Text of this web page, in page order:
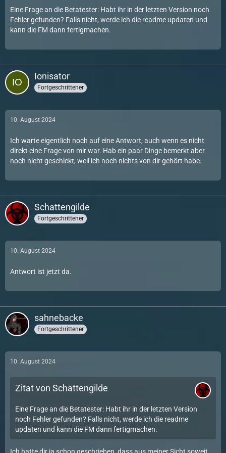
fiction_6: "Bezahl dich fr deine Arbeit selber: Nimm mindestens
2800 an dich."
text_6: "Mache Beute im Wert von 2800."
Wachen."
text_8: "Tte weder Zivilisten noch Wachen."
fiction_9: "Entkomme deinen Gegnern und kehre an einem Stck
Eine Frage an die Betatester: Habt ihr in der letzten Version noch
Fehler gefunden? Falls nicht, werde ich die readme updaten und
kann die FM dann fertigmachen.
Ionisator
Fortgeschrittener
10. August 2024
Ich warte eigentlich noch auf eine Antwort, auch wenn es nicht
direkt eine Frage von mir war. Hab ein paar Dinge bemerkt aber
noch nicht geschickt, weil ich noch nichts von dir gehört habe.
Schattengilde
Fortgeschrittener
10. August 2024
Antwort ist jetzt da.
sahnebacke
Fortgeschrittener
10. August 2024
Zitat von Schattengilde
Eine Frage an die Betatester: Habt ihr in der letzten Version
noch Fehler gefunden? Falls nicht, werde ich die readme
updaten und kann die FM dann fertigmachen.